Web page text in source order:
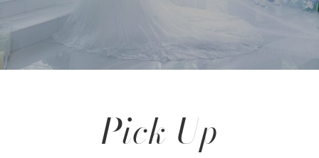
Pick Up